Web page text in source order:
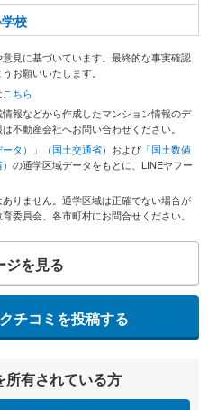
校
見に基づいています。最終的な事実確認
お願いいたします。
こちら
報などから作成したマンション情報のデ
不動産会社へお問い合わせください。
タ）」（国土交通省） および 「国土数値
の通学区域データをもとに、LINEヤフー
りません。通学区域は正確でない場合が
委員会、各市町村にお問合せください。
ジを見る
チコミを投稿する
所有されている方